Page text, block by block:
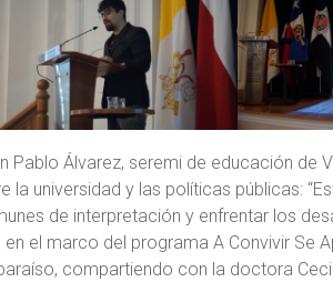
Pablo Álvarez, seremi de educación de
la universidad y las políticas públicas:
de interpretación y enfrentar los
en el marco del programa A Convivir Se
compartiendo con la doctora